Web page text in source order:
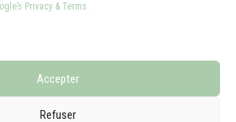
Privacy & Terms.
Accepter
Refuser